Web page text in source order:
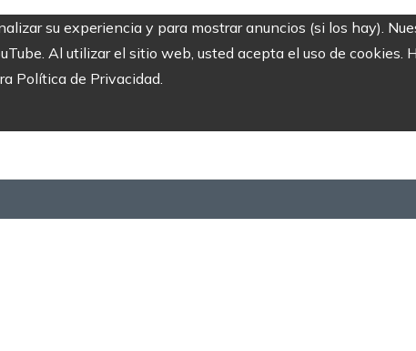
su experiencia y para mostrar anuncios (si los hay).
Al utilizar el sitio web, usted acepta el uso de cookies.
Política de Privacidad.